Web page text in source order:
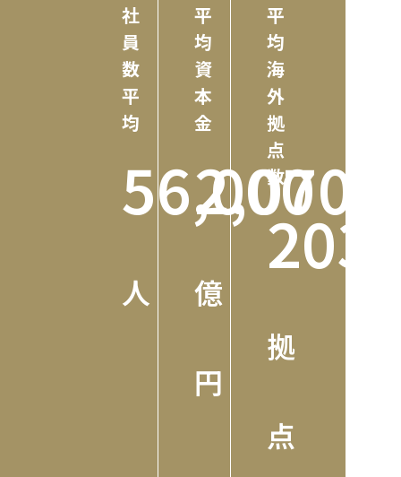
社
員
数
平
均
56,000
人
平
均
資
本
金
2,070
億
円
平
均
海
外
拠
点
数
203
拠
点